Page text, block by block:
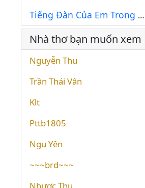
Tiếng Đàn Của Em Trong Đêm
Nhà thơ bạn muốn xem
Nguyễn Thu
Trần Thái Vân
Klt
Pttb1805
Ngu Yên
~~~brd~~~